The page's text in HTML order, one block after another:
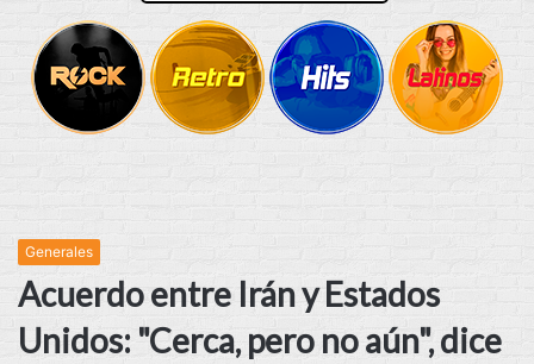
Generales
Acuerdo entre Irán y Estados
Unidos: "Cerca, pero no aún", dice